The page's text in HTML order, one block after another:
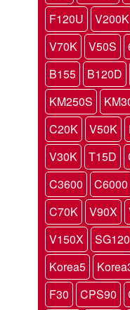
F120U
V200K
V70K
V50S
B155
B120D
KM250S
C20K
V50K
V30K
T15D
C3600
C6000
C70K
V90X
V150X
SG120
Korea5
F30
CPS90